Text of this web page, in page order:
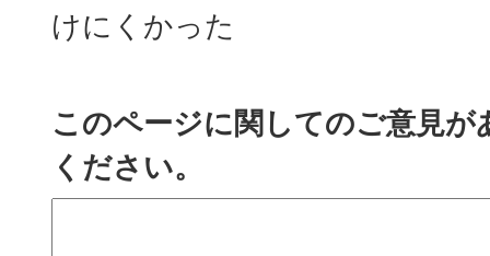
けにくかった
このページに関してのご意見
ください。